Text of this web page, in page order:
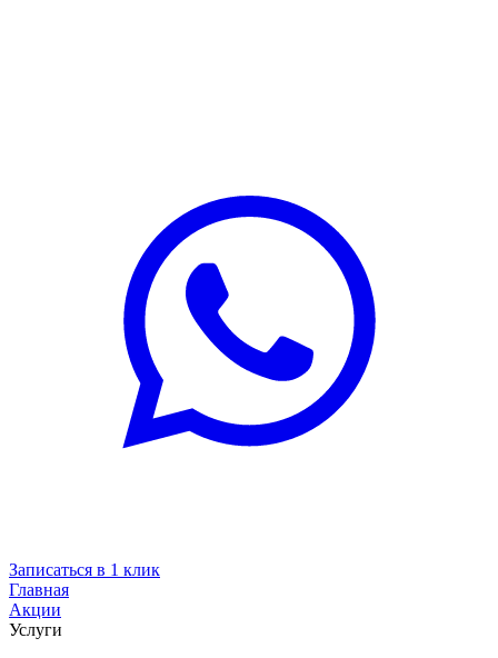
Записаться в 1 клик
Главная
Акции
Услуги